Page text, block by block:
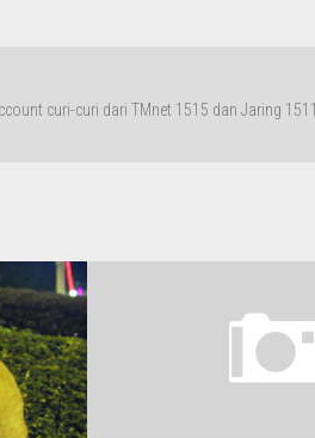
curi-curi dari TMnet 1515 dan Jaring 1511.